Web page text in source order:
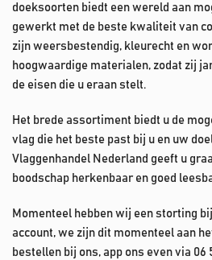
doeksoorten biedt een wereld aan
gewerkt met de beste kwaliteit van
zijn weersbestendig, kleurecht en
hoogwaardige materialen, zodat zij
de eisen die u eraan stelt.
Het brede assortiment biedt u de
vlag die het beste past bij u en uw
Vlaggenhandel Nederland geeft u
boodschap herkenbaar en goed
Momenteel hebben wij een storting
account, we zijn dit momenteel aan
bestellen bij ons, app ons even via 06